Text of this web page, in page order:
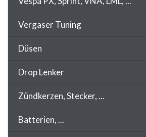
Vergaser Tuning
Düsen
Drop Lenker
Zündkerzen, Stecker, ...
Batterien, ...